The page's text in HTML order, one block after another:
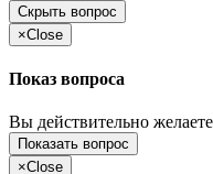
Скрыть вопрос
×Close
Показ вопроса
Вы действительно
Показать вопрос
×Close